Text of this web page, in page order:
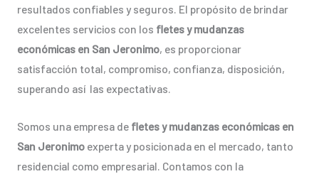
resultados confiables y seguros. El propósito de brindar
excelentes servicios con los fletes y mudanzas
económicas en San Jeronimo, es proporcionar
satisfacción total, compromiso, confianza, disposición,
superando así las expectativas.
Somos una empresa de fletes y mudanzas económicas en
San Jeronimoexperta y posicionada en el mercado, tanto
residencial como empresarial. Contamos con la